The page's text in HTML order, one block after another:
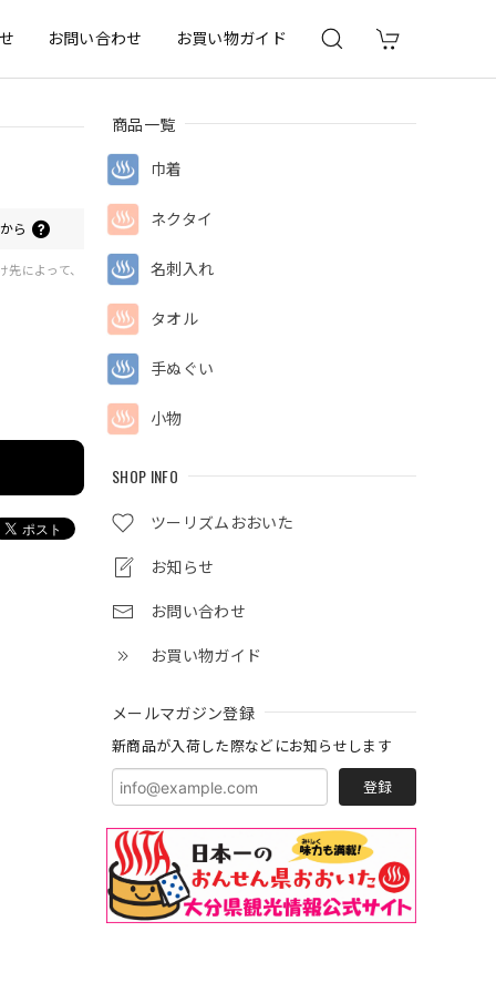
お問い合わせ お買い物ガイド
商品一覧
巾着
ネクタイ
名刺入れ
タオル
手ぬぐい
小物
SHOP INFO
ツーリズムおおいた
お知らせ
お問い合わせ
お買い物ガイド
メールマガジン登録
新商品が入荷した際などにお知らせします
登録
から
によって、